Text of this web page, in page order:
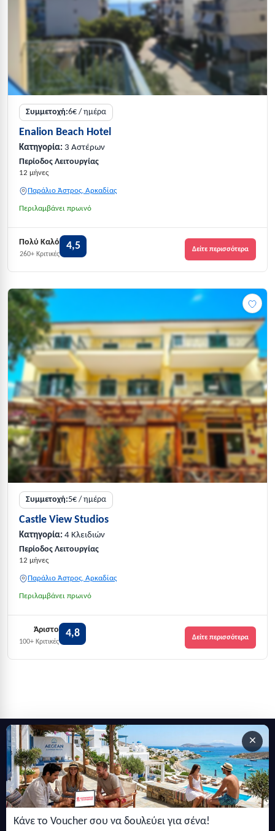
Συμμετοχή:6€ / ημέρα
Enalion Beach Hotel
Κατηγορία: 3 Αστέρων
Περίοδος Λειτουργίας
12 μήνες
Παράλιο Άστρος, Αρκαδίας
Περιλαμβάνει πρωινό
Πολύ Καλό
260+ Κριτικές
4,5 Δείτε περισσότερα
Συμμετοχή:5€ / ημέρα
Castle View Studios
Κατηγορία: 4 Κλειδιών
Περίοδος Λειτουργίας
12 μήνες
Παράλιο Άστρος, Αρκαδίας
Περιλαμβάνει πρωινό
Άριστο
100+ Κριτικές
4,8 Δείτε περισσότερα
×
Κάνε το Voucher σου να δουλεύει για σένα!
Εγγραφείτε στο newsletter μας
Μείνετε ενημερωμένοι με τις τελευταίες ειδήσεις, ανακοινώσεις
και άρθρα.